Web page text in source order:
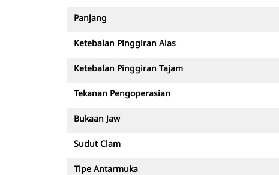
Panjang
Ketebalan Pinggiran Alas
Ketebalan Pinggiran Tajam
Tekanan Pengoperasian
Bukaan Jaw
Sudut Clam
Tipe Antarmuka